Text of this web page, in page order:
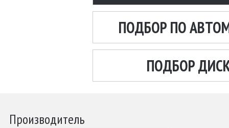
ПОДБОР ПО
ПОДБОР
Производитель